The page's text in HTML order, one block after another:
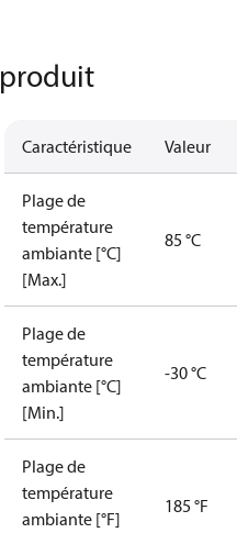
Caractéristique Valeur
Plage de
température
ambiante [°C]
[Max.]
85 °C
Plage de
température
ambiante [°C]
[Min.]
-30 °C
Plage de
température
ambiante [°F]
185 °F